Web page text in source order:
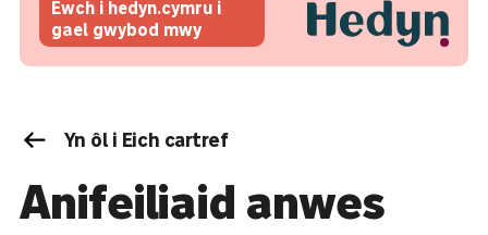
Ewch i hedyn.cymru i
gael gwybod mwy
Yn ôl i Eich cartref
Anifeiliaid anwes